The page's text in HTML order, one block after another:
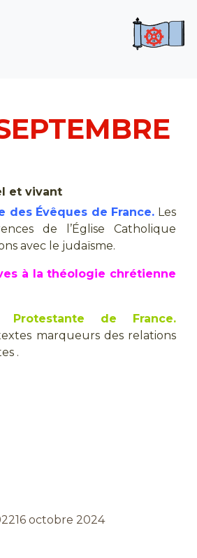
et vivant
des Évêques de France. Les
de l’Église Catholique
avec le judaïsme.
à la théologie chrétienne
Protestante de France.
marqueurs des relations
.
16 octobre 2024